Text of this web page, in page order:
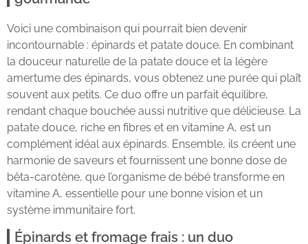
Voici une combinaison qui pourrait bien devenir
incontournable : épinards et patate douce. En combinant
la douceur naturelle de la patate douce et la légère
amertume des épinards, vous obtenez une purée qui plaît
souvent aux petits. Ce duo offre un parfait équilibre,
rendant chaque bouchée aussi nutritive que délicieuse. La
patate douce, riche en fibres et en vitamine A, est un
complément idéal aux épinards. Ensemble, ils créent une
harmonie de saveurs et fournissent une bonne dose de
bêta-carotène, que l’organisme de bébé transforme en
vitamine A, essentielle pour une bonne vision et un
système immunitaire fort.
Épinards et fromage frais : un duo